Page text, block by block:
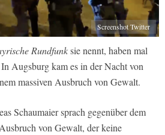
Screenshot Twitter
Rundfunksie nennt, haben mal
Augsburg kam es in der Nacht von
massiven Ausbruch von Gewalt.
Schaumaier sprach gegenüber dem
von Gewalt, der keine